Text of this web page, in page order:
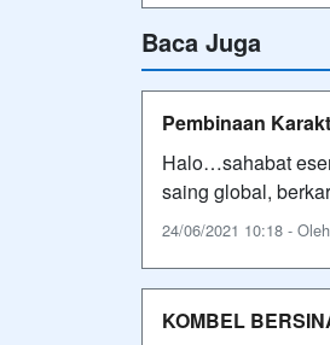
Baca Juga
Pembinaan
Halo…sahabat
saing global,
24/06/2021 10:18 -
KOMBEL